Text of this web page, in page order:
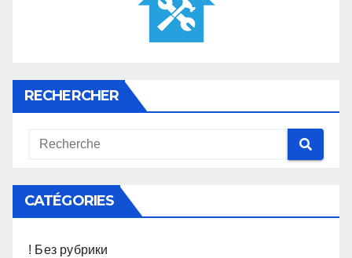
RECHERCHER
CATÉGORIES
! Без рубрики